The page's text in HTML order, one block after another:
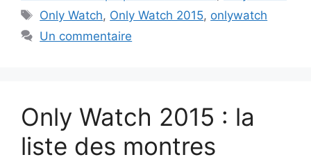
Étiquettes
Only Watch, Only Watch 2015, onlywatch
Un commentaire
Only Watch 2015 : la
liste des montres